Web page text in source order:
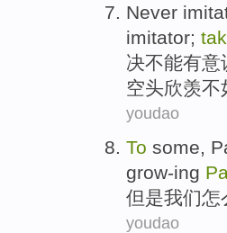
Never
imitator;
决不能有意
空头欣羡不
youdao
To some,
grow-ing
但是我们怎
youdao